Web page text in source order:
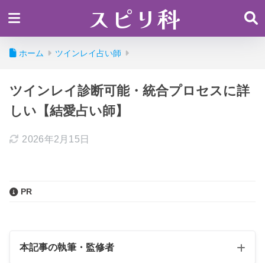
スピリ科
ホーム ツインレイ占い師
ツインレイ診断可能・統合プロセスに詳
しい【結愛占い師】
2026年2月15日
PR
本記事の執筆・監修者